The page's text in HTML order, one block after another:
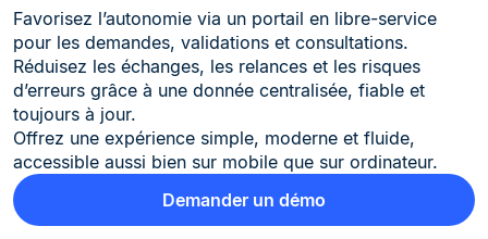
Favorisez l’autonomie via un portail en libre-service
pour les demandes, validations et consultations.
Réduisez les échanges, les relances et les risques
d’erreurs grâce à une donnée centralisée, fiable et
toujours à jour.
Offrez une expérience simple, moderne et fluide,
accessible aussi bien sur mobile que sur ordinateur.
Demander un démo